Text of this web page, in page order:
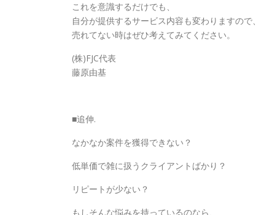
これを意識するだけでも、
自分が提供するサービス内容も変わりますので、
売れてない時はぜひ考えてみてください。
(株)FJC代表
藤原由基
■追伸.
なかなか案件を獲得できない？
低単価で雑に扱うクライアントばかり？
リピートが少ない？
もしそんな悩みを持っているのなら、